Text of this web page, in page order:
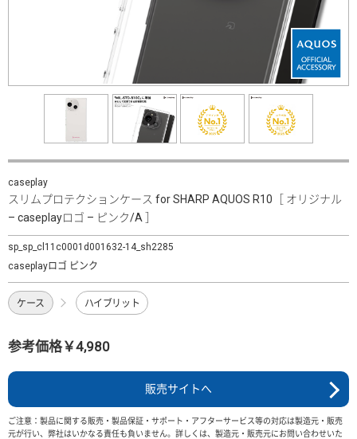
caseplay
スリムプロテクションケース for SHARP AQUOS R10［ オリジナル
– caseplayロゴ – ピンク/A ］
sp_sp_cl11c0001d001632-14_sh2285
caseplayロゴ ピンク
ケース ハイブリット
参考価格￥4,980
販売サイトへ
ご注意：製品に関する販売・製品保証・サポート・アフターサービス等の対応は製造元・販売
元が行い、弊社はいかなる責任も負いません。詳しくは、製造元・販売元にお問い合わせいた